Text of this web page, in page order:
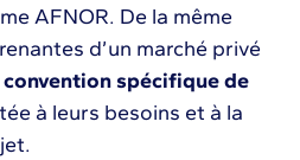
AFNOR. De la même
d’un marché privé
convention spécifique de
à leurs besoins et à la